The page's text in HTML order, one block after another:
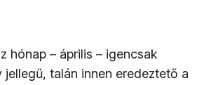
hónap – április – igencsak
talán innen eredeztető a